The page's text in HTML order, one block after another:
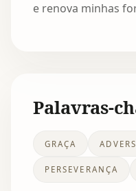
e renova minhas
Palavras-
GRAÇA
PERSEVERANÇA